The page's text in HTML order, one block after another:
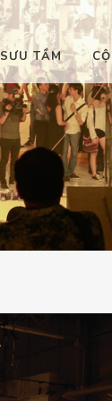
SƯU TẦM